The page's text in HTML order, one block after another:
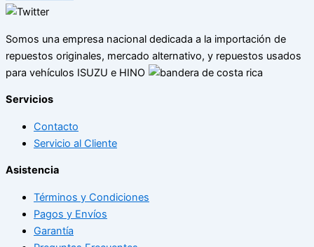
Somos una empresa nacional dedicada a la importación de
repuestos originales, mercado alternativo, y repuestos usados
para vehículos ISUZU e HINO
Servicios
Contacto
Servicio al Cliente
Asistencia
Términos y Condiciones
Pagos y Envíos
Garantía